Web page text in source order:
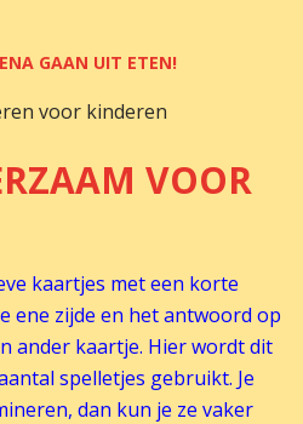
GAAN UIT ETEN!
VOOR
kaartjes met een korte
ene zijde en het antwoord op
ander kaartje. Hier wordt dit
spelletjes gebruikt. Je
dan kun je ze vaker